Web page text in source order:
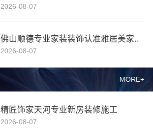
MORE+
精匠饰家天河专业新房装修施工
2026-08-07
2026-08-07
佛山顺德专业家装装饰认准雅居美家..
2026-08-07